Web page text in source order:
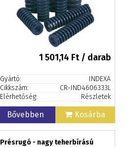
1 501,14 Ft / darab
Gyártó:
INDEXA
Cikkszám:
CR-IND4606333L
Elérhetőség:
Részletek
Bővebben Kosárba
Présrugó - nagy teherbírású